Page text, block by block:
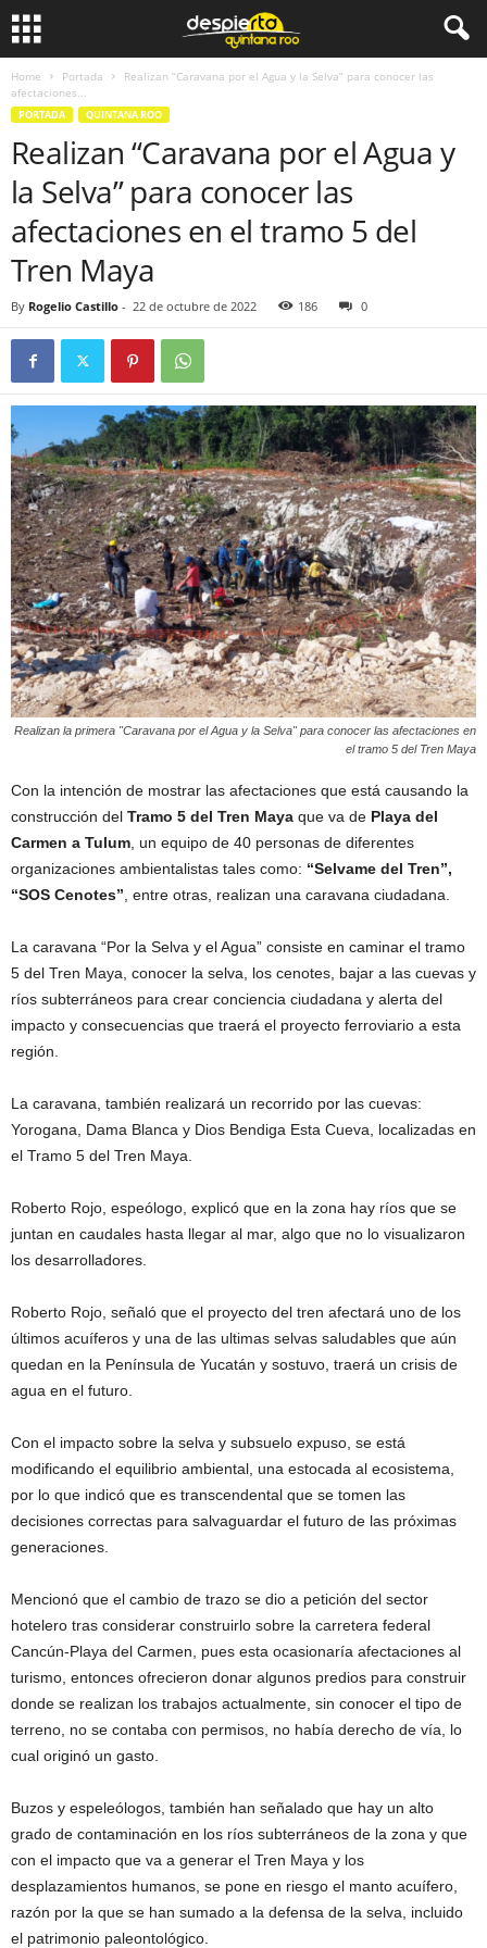
Home Portada
Realizan “Caravana por el Agua y la Selva” para conocer las
afectaciones...
PORTADA QUINTANA ROO
Realizan “Caravana por el Agua y
la Selva” para conocer las
afectaciones en el tramo 5 del
Tren Maya
By Rogelio Castillo - 22 de octubre de 2022 186 0
Realizan la primera "Caravana por el Agua y la Selva" para conocer las afectaciones en
el tramo 5 del Tren Maya
Con la intención de mostrar las afectaciones que está causando la
construcción del Tramo 5 del Tren Maya que va de Playa del
Carmen a Tulum , un equipo de 40 personas de diferentes
organizaciones ambientalistas tales como: “Selvame del Tren”,
“SOS Cenotes” , entre otras, realizan una caravana ciudadana.
La caravana “Por la Selva y el Agua” consiste en caminar el tramo
5 del Tren Maya, conocer la selva, los cenotes, bajar a las cuevas y
ríos subterráneos para crear conciencia ciudadana y alerta del
impacto y consecuencias que traerá el proyecto ferroviario a esta
región.
La caravana, también realizará un recorrido por las cuevas:
Yorogana, Dama Blanca y Dios Bendiga Esta Cueva, localizadas en
el Tramo 5 del Tren Maya.
Roberto Rojo, espeólogo, explicó que en la zona hay ríos que se
juntan en caudales hasta llegar al mar, algo que no lo visualizaron
los desarrolladores.
Roberto Rojo, señaló que el proyecto del tren afectará uno de los
últimos acuíferos y una de las ultimas selvas saludables que aún
quedan en la Península de Yucatán y sostuvo, traerá un crisis de
agua en el futuro.
Con el impacto sobre la selva y subsuelo expuso, se está
modificando el equilibrio ambiental, una estocada al ecosistema,
por lo que indicó que es transcendental que se tomen las
decisiones correctas para salvaguardar el futuro de las próximas
generaciones.
Mencionó que el cambio de trazo se dio a petición del sector
hotelero tras considerar construirlo sobre la carretera federal
Cancún-Playa del Carmen, pues esta ocasionaría afectaciones al
turismo, entonces ofrecieron donar algunos predios para construir
donde se realizan los trabajos actualmente, sin conocer el tipo de
terreno, no se contaba con permisos, no había derecho de vía, lo
cual originó un gasto.
Buzos y espeleólogos, también han señalado que hay un alto
grado de contaminación en los ríos subterráneos de la zona y que
con el impacto que va a generar el Tren Maya y los
desplazamientos humanos, se pone en riesgo el manto acuífero,
razón por la que se han sumado a la defensa de la selva, incluido
el patrimonio paleontológico.